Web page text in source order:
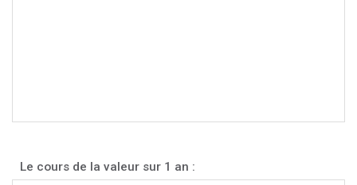
Le cours de la valeur sur 1 an :